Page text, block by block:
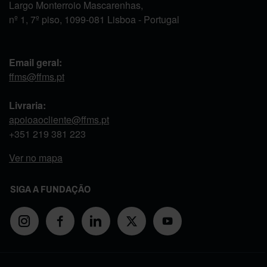
Largo Monterroio Mascarenhas,
nº 1, 7º piso, 1099-081 Lisboa - Portugal
Email geral:
ffms@ffms.pt
Livraria:
apoioaocliente@ffms.pt
+351 219 381 223
Ver no mapa
SIGA A FUNDAÇÃO